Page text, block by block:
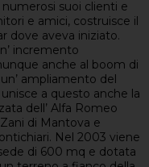
suoi clienti e
e amici, costruisce il
dove aveva iniziato.
incremento
anche al boom di
ampliamento del
unisce a questo anche la
dell’ Alfa Romeo
di Mantova e
Nel 2003 viene
di 600 mq e dotata